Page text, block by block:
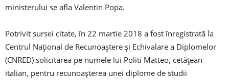
ministerului se afla Valentin Popa.
Potrivit sursei citate, în 22 martie 2018 a fost înregistrată la
Centrul Naţional de Recunoaştere şi Echivalare a Diplomelor
(CNRED) solicitarea pe numele lui Politi Matteo, cetăţean
italian, pentru recunoaşterea unei diplome de studii